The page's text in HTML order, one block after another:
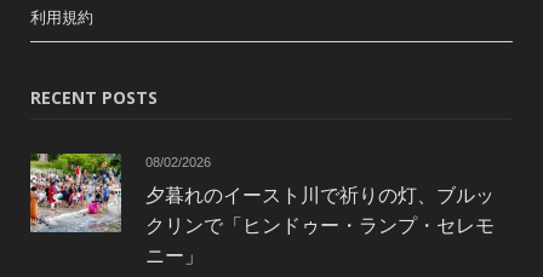
利用規約
RECENT POSTS
08/02/2026
夕暮れのイースト川で祈りの灯、ブルッ
クリンで「ヒンドゥー・ランプ・セレモ
ニー」